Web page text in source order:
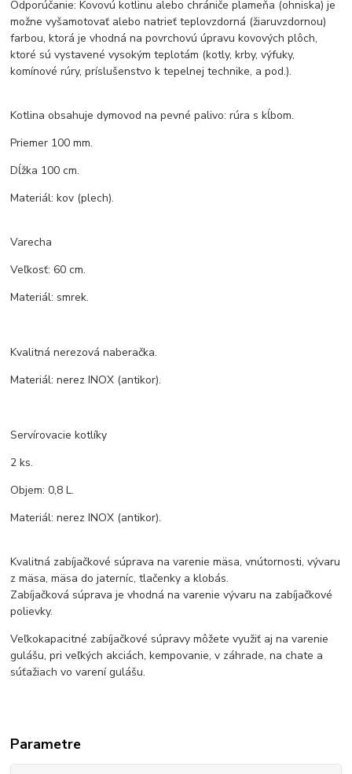
Odporúčanie: Kovovú kotlinu alebo chrániče plameňa (ohniska) je
možne vyšamotovať alebo natrieť teplovzdorná (žiaruvzdornou)
farbou, ktorá je vhodná na povrchovú úpravu kovových plôch,
ktoré sú vystavené vysokým teplotám (kotly, krby, výfuky,
komínové rúry, príslušenstvo k tepelnej technike, a pod.).
Kotlina obsahuje dymovod na pevné palivo: rúra s kĺbom.
Priemer 100 mm.
Dĺžka 100 cm.
Materiál: kov (plech).
Varecha
Veľkosť: 60 cm.
Materiál: smrek.
Kvalitná nerezová naberačka.
Materiál: nerez INOX (antikor).
Servírovacie kotlíky
2 ks.
Objem: 0,8 L.
Materiál: nerez INOX (antikor).
Kvalitná zabíjačkové súprava na varenie mäsa, vnútornosti, vývaru
z mäsa, mäsa do jaterníc, tlačenky a klobás.
Zabíjačková súprava je vhodná na varenie vývaru na zabíjačkové
polievky.
Veľkokapacitné zabíjačkové súpravy môžete využiť aj na varenie
gulášu, pri veľkých akciách, kempovanie, v záhrade, na chate a
súťažiach vo varení gulášu.
Parametre